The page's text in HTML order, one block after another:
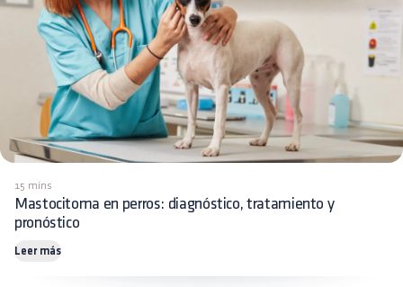
15 mins
Mastocitoma en perros: diagnóstico, tratamiento y
pronóstico
Leer más